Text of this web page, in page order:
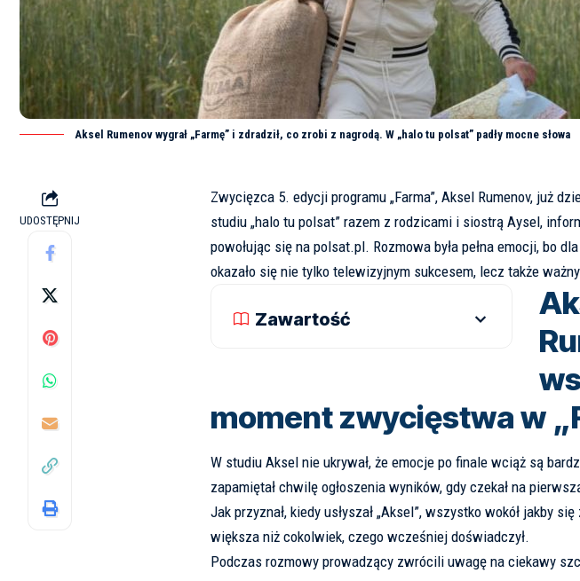
Aksel Rumenov wygrał „Farmę” i zdradził, co zrobi z nagrodą. W „halo tu polsat” padły mocne słowa
UDOSTĘPNIJ
Zwycięzca 5. edycji programu „Farma”, Aksel Rumenov, już
studiu „halo tu polsat” razem z rodzicami i siostrą Aysel,
powołując się na polsat.pl. Rozmowa była pełna emocji, bo
okazało się nie tylko telewizyjnym sukcesem, lecz także
Zawartość
moment zwycięstwa w
W studiu Aksel nie ukrywał, że emocje po finale wciąż są
zapamiętał chwilę ogłoszenia wyników, gdy czekał na
Jak przyznał, kiedy usłyszał „Aksel”, wszystko wokół jakby się
większa niż cokolwiek, czego wcześniej doświadczył.
Podczas rozmowy prowadzący zwrócili uwagę na ciekawy